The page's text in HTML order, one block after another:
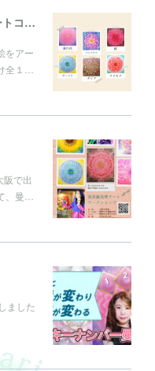
通信講座・花を愛でるパステルアートコレクション
をアー
全１…
阪で出
、曼…
ました